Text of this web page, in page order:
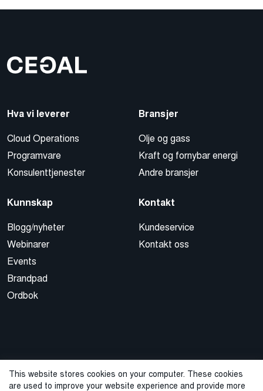
This website stores cookies on your computer. These cookies
are used to improve your website experience and provide more
Hva vi leverer
Cloud Operations
Programvare
Konsulenttjenester
Bransjer
Olje og gass
Kraft og fornybar energi
Andre bransjer
Kunnskap
Blogg/nyheter
Webinarer
Events
Brandpad
Ordbok
Kontakt
Kundeservice
Kontakt oss